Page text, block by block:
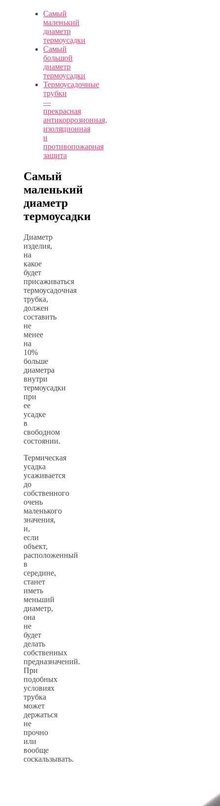
Самый
маленький
диаметр
термоусадки
Самый
большой
диаметр
термоусадки
Термоусадочные
трубки
—
прекрасная
антикоррозионная,
изоляционная
и
противопожарная
защита
Самый
маленький
диаметр
термоусадки
Диаметр
изделия,
на
какое
будет
присаживаться
термоусадочная
трубка,
должен
составить
не
менее
на
10%
больше
диаметра
внутри
термоусадки
при
ее
усадке
в
свободном
состоянии.
Термическая
усадка
усаживается
до
собственного
очень
маленького
значения,
и,
если
объект,
расположенный
в
середине,
станет
иметь
меньший
диаметр,
она
не
будет
делать
собственных
предназначений.
При
подобных
условиях
трубка
может
держаться
не
прочно
или
вообще
соскальзывать.